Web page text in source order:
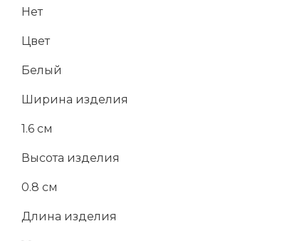
Нет
Цвет
Белый
Ширина изделия
1.6 см
Высота изделия
0.8 см
Длина изделия